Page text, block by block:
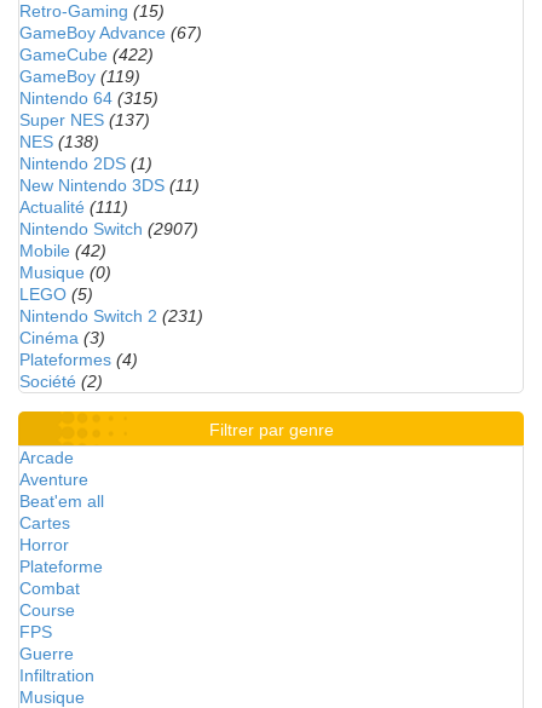
Retro-Gaming (15)
GameBoy Advance (67)
GameCube (422)
GameBoy (119)
Nintendo 64 (315)
Super NES (137)
NES (138)
Nintendo 2DS (1)
New Nintendo 3DS (11)
Actualité (111)
Nintendo Switch (2907)
Mobile (42)
Musique (0)
LEGO (5)
Nintendo Switch 2 (231)
Cinéma (3)
Plateformes (4)
Société (2)
Filtrer par genre
Arcade
Aventure
Beat'em all
Cartes
Horror
Plateforme
Combat
Course
FPS
Guerre
Infiltration
Musique